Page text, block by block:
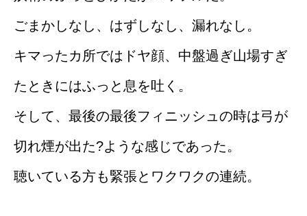
ごまかしなし、はずしなし、漏れなし。
キマったカ所ではドヤ顔、中盤過ぎ山場すぎ
たときにはふっと息を吐く。
そして、最後の最後フィニッシュの時は弓が
切れ煙が出た?ような感じであった。
聴いている方も緊張とワクワクの連続。